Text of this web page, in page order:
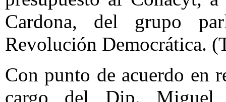
Cardona, del grupo
Revolución Democrática.
Con punto de acuerdo en
cargo del Dip. Miguel